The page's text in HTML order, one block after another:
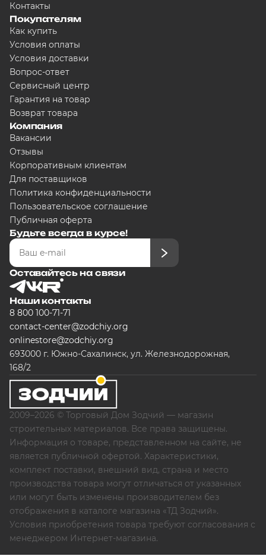
Контакты
Покупателям
Как купить
Условия оплаты
Условия доставки
Вопрос-ответ
Сервисный центр
Гарантия на товар
Возврат товара
Компания
Вакансии
Отзывы
Корпоративным клиентам
Для поставщиков
Политика конфиденциальности
Пользовательское соглашение
Публичная оферта
Будьте всегда в курсе!
Оставайтесь на связи
Наши контакты
8 800 100-71-71
contact-center@zodchiy.org
onlinestore@zodchiy.org
693000 г. Южно-Сахалинск, ул. Железнодорожная,
168/2
2009–2026 © Торговый Дом Зодчий — магазин
строительных материалов. Все права защищены.
Информация о товаре, представленном на сайте, не
является публичной офертой. Характеристики,
комплект поставки, внешний вид, страна и место
производства товара могут отличаться от указанных
или могут быть изменены производителем без
отображения в каталоге магазина «ТД Зодчий».
Условия приобретения товара требуют согласования с
менеджером Интернет-магазина.